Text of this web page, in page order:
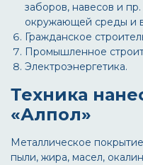
заборов, навесов и
окружающей среды и
Гражданское
Промышленное
Электроэнергетика.
Техника
«Алпол»
Металлическое
пыли, жира, масел,